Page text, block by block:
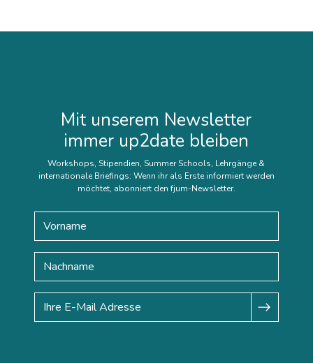
Mit unserem Newsletter
immer up2date bleiben
Workshops, Stipendien, Summer Schools, Lehrgänge &
internationale Briefings: Wenn ihr als Erste informiert werden
möchtet, abonniert den fjum-Newsletter.